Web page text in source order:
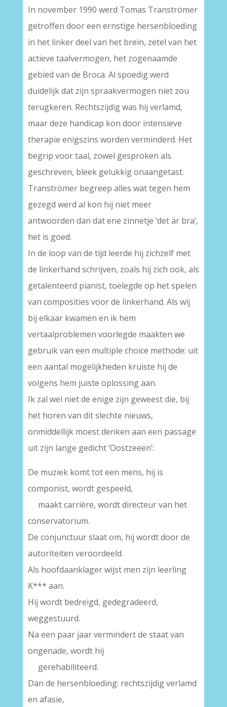
In november 1990 werd Tomas Tranströmer
getroffen door een ernstige hersenbloeding
in het linker deel van het brein, zetel van het
actieve taalvermogen, het zogenaamde
gebied van de Broca. Al spoedig werd
duidelijk dat zijn spraakvermogen niet zou
terugkeren. Rechtszijdig was hij verlamd,
maar deze handicap kon door intensieve
therapie enigszins worden verminderd. Het
begrip voor taal, zowel gesproken als
geschreven, bleek gelukkig onaangetast.
Tranströmer begreep alles wat tegen hem
gezegd werd al kon hij niet meer
antwoorden dan dat ene zinnetje ‘det är bra’,
het is goed.
In de loop van de tijd leerde hij zichzelf met
de linkerhand schrijven, zoals hij zich ook, als
getalenteerd pianist, toelegde op het spelen
van composities voor de linkerhand. Als wij
bij elkaar kwamen en ik hem
vertaalproblemen voorlegde maakten we
gebruik van een multiple choice methode: uit
een aantal mogelijkheden kruiste hij de
volgens hem juiste oplossing aan.
Ik zal wel niet de enige zijn geweest die, bij
het horen van dit slechte nieuws,
onmiddellijk moest denken aan een passage
uit zijn lange gedicht ‘Oostzeeën’:
De muziek komt tot een mens, hij is
componist, wordt gespeeld,
maakt carrière, wordt directeur van het
conservatorium.
De conjunctuur slaat om, hij wordt door de
autoriteiten veroordeeld.
Als hoofdaanklager wijst men zijn leerling
K*** aan.
Hij wordt bedreigd, gedegradeerd,
weggestuurd.
Na een paar jaar vermindert de staat van
ongenade, wordt hij
gerehabiliteerd.
Dan de hersenbloeding: rechtszijdig verlamd
en afasie,